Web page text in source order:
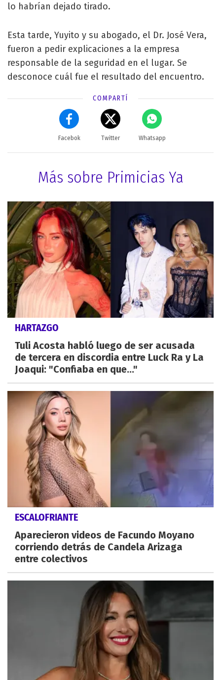
lo habrían dejado tirado.
Esta tarde, Yuyito y su abogado, el Dr. José Vera,
fueron a pedir explicaciones a la empresa
responsable de la seguridad en el lugar. Se
desconoce cuál fue el resultado del encuentro.
COMPARTÍ
Facebok Twitter Whatsapp
Más sobre Primicias Ya
HARTAZGO
Tuli Acosta habló luego de ser acusada
de tercera en discordia entre Luck Ra y La
Joaqui: "Confiaba en que..."
ESCALOFRIANTE
Aparecieron videos de Facundo Moyano
corriendo detrás de Candela Arizaga
entre colectivos